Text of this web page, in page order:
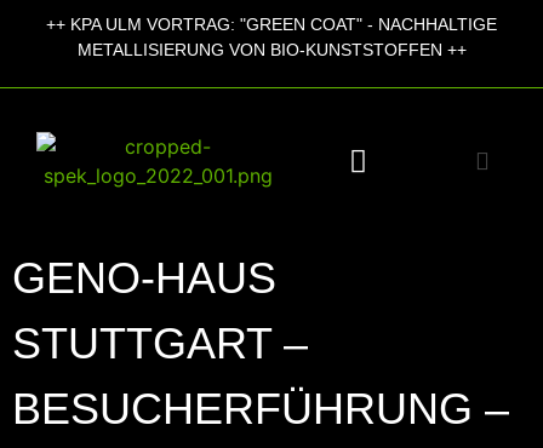
++ KPA ULM VORTRAG: "GREEN COAT" - NACHHALTIGE
METALLISIERUNG VON BIO-KUNSTSTOFFEN ++
GENO-HAUS
STUTTGART –
BESUCHERFÜHRUNG –